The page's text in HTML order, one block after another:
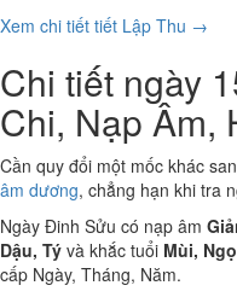
Xem chi tiết tiết Lập Thu →
Chi tiết ngày
Chi, Nạp Âm,
Cần quy đổi một mốc khác
âm dương, chẳng hạn khi tra
Ngày Đinh Sửu có nạp âm
Dậu, Tý và khắc tuổi Mùi, Ngọ
cấp Ngày, Tháng, Năm.